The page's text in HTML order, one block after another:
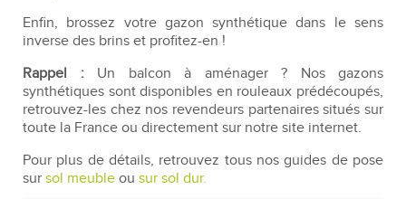
Enfin, brossez votre gazon synthétique dans le sens
inverse des brins et profitez-en !
Rappel :Un balcon à aménager ? Nos gazons
synthétiques sont disponibles en rouleaux prédécoupés,
retrouvez-les chez nos revendeurs partenaires situés sur
toute la France ou directement sur notre site internet.
Pour plus de détails, retrouvez tous nos guides de pose
sur sol meuble ou sur sol dur.